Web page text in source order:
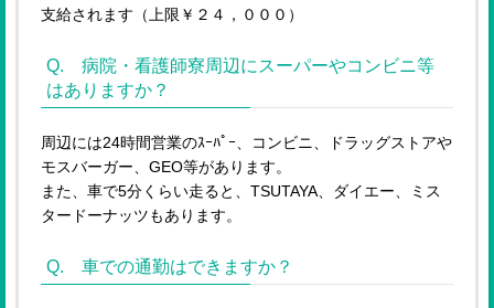
支給されます（上限￥２４，０００）
Q. 病院・看護師寮周辺にスーパーやコンビニ等
はありますか？
周辺には24時間営業のｽｰﾊﾟｰ、コンビニ、ドラッグストアや
モスバーガー、GEO等があります。
また、車で5分くらい走ると、TSUTAYA、ダイエー、ミス
タードーナッツもあります。
Q. 車での通勤はできますか？